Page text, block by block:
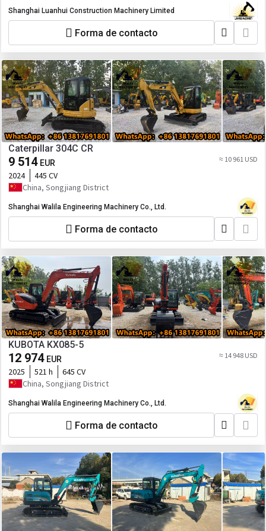
Shanghai Luanhui Construction Machinery Limited
Forma de contacto
Caterpillar 304C CR
9 514 EUR ≈ 10 961 USD
2024
445 CV
China, Songjiang District
Shanghai Walila Engineering Machinery Co., Ltd.
Forma de contacto
KUBOTA KX085-5
12 974 EUR ≈ 14 948 USD
2025 521 h
645 CV
China, Songjiang District
Shanghai Walila Engineering Machinery Co., Ltd.
Forma de contacto